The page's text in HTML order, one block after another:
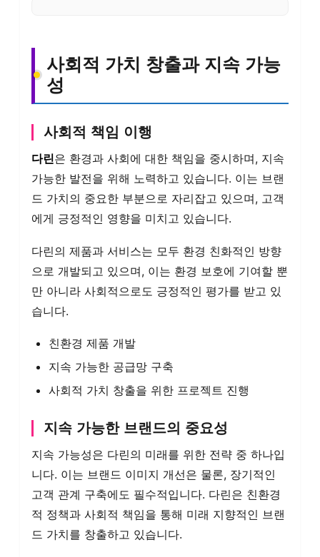
사회적 가치 창출과 지속 가능
성
사회적 책임 이행
다린은 환경과 사회에 대한 책임을 중시하며, 지속
가능한 발전을 위해 노력하고 있습니다. 이는 브랜
드 가치의 중요한 부분으로 자리잡고 있으며, 고객
에게 긍정적인 영향을 미치고 있습니다.
다린의 제품과 서비스는 모두 환경 친화적인 방향
으로 개발되고 있으며, 이는 환경 보호에 기여할 뿐
만 아니라 사회적으로도 긍정적인 평가를 받고 있
습니다.
친환경 제품 개발
지속 가능한 공급망 구축
사회적 가치 창출을 위한 프로젝트 진행
지속 가능한 브랜드의 중요성
지속 가능성은 다린의 미래를 위한 전략 중 하나입
니다. 이는 브랜드 이미지 개선은 물론, 장기적인
고객 관계 구축에도 필수적입니다. 다린은 친환경
적 정책과 사회적 책임을 통해 미래 지향적인 브랜
드 가치를 창출하고 있습니다.